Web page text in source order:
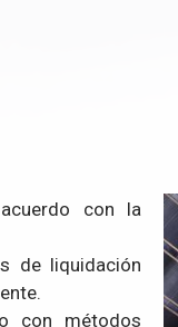
con la
de liquidación
con métodos